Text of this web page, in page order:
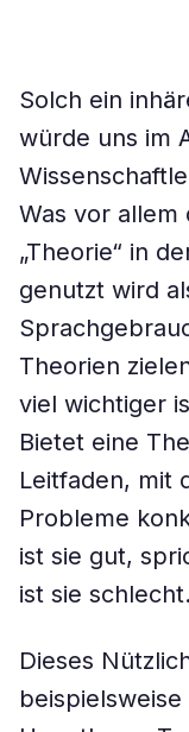
Solch ein
würde uns im
Was vor allem
„Theorie“ in
genutzt wird
Theorien
viel wichtiger
Bietet eine
Leitfaden, mit
Probleme
ist sie gut,
ist sie schlecht.
Dieses